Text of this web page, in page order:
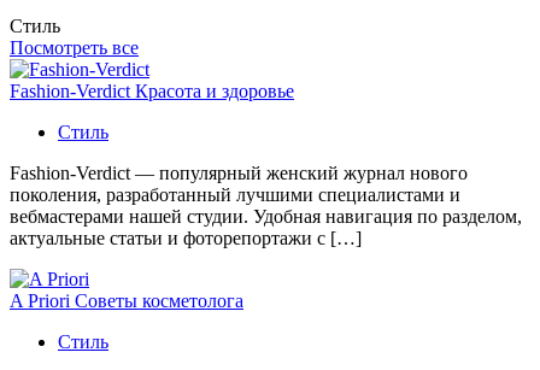
Стиль
Посмотреть все
Fashion-Verdict Красота и здоровье
Стиль
Fashion-Verdict — популярный женский журнал нового
поколения, разработанный лучшими специалистами и
вебмастерами нашей студии. Удобная навигация по разделом,
актуальные статьи и фоторепортажи с […]
A Priori Советы косметолога
Стиль